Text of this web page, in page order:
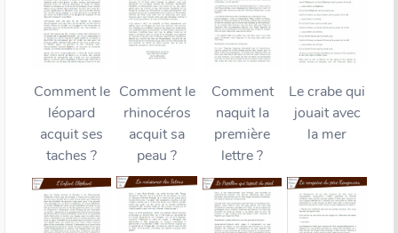
Comment le
léopard
acquit ses
taches ?
Comment le
rhinocéros
acquit sa
peau ?
Comment
naquit la
première
lettre ?
Le crabe qui
jouait avec
la mer